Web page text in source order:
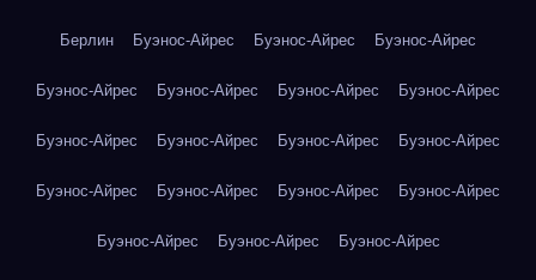
Берлин Буэнос-Айрес Буэнос-Айрес Буэнос-Айрес
Буэнос-Айрес Буэнос-Айрес Буэнос-Айрес Буэнос-Айрес
Буэнос-Айрес Буэнос-Айрес Буэнос-Айрес Буэнос-Айрес
Буэнос-Айрес Буэнос-Айрес Буэнос-Айрес Буэнос-Айрес
Буэнос-Айрес Буэнос-Айрес Буэнос-Айрес